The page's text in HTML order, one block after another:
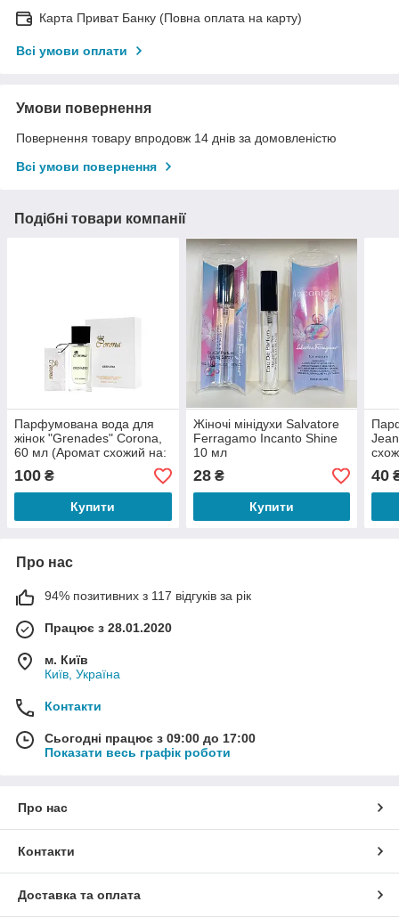
Карта Приват Банку (Повна оплата на карту)
Всі умови оплати
Умови повернення
Повернення товару впродовж 14 днів за домовленістю
Всі умови повернення
Подібні товари компанії
Парфумована вода для
жінок "Grenades" Corona,
60 мл (Аромат схожий на:
Incanto Shine Salvatore
Ferragamo)
100 ₴
Купити
Жіночі мінідухи Salvatore
Ferragamo Incanto Shine
10 мл
28₴
Купити
40
Про нас
94% позитивних з 117 відгуків за рік
Працює з 28.01.2020
м. Київ
Київ, Україна
Контакти
Сьогодні працює з 09:00 до 17:00
Показати весь графік роботи
Про нас
Контакти
Доставка та оплата